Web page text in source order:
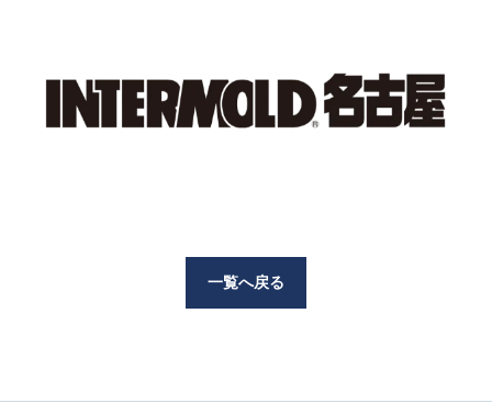
一覧へ戻る